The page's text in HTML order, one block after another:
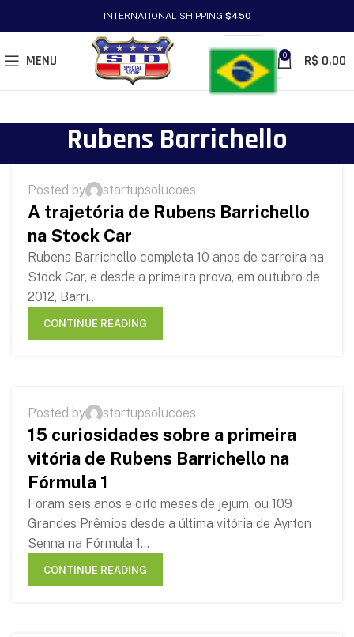
INTERNATIONAL SHIPPING $450
MENU 0 R$ 0,00
Rubens Barrichello
23
Posted by startupsolucoes
A trajetória de Rubens Barrichello
na Stock Car
Rubens Barrichello completa 10 anos de carreira na
Stock Car, e desde a primeira prova, em outubro de
2012, Barri...
CONTINUE READING
10
Posted by startupsolucoes
15 curiosidades sobre a primeira
vitória de Rubens Barrichello na
Fórmula 1
Foram seis anos e oito meses de jejum, ou 109
Grandes Prêmios desde a última vitória de Ayrton
Senna na Fórmula 1...
CONTINUE READING